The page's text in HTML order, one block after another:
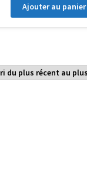
Ajouter au panier